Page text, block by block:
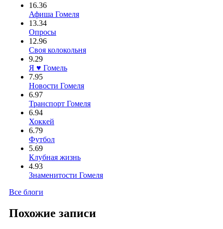
16.36
Афиша Гомеля
13.34
Опросы
12.96
Своя колокольня
9.29
Я ♥ Гомель
7.95
Новости Гомеля
6.97
Транспорт Гомеля
6.94
Хоккей
6.79
Футбол
5.69
Клубная жизнь
4.93
Знаменитости Гомеля
Все блоги
Похожие записи